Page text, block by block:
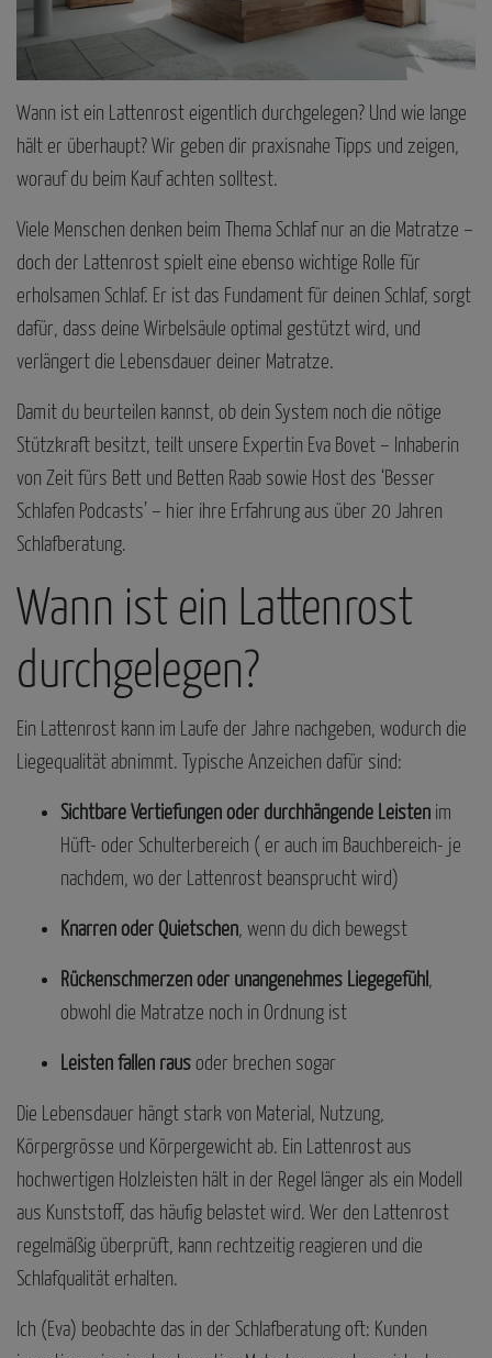
Wann ist ein Lattenrost eigentlich durchgelegen? Und wie lange
hält er überhaupt? Wir geben dir praxisnahe Tipps und zeigen,
worauf du beim Kauf achten solltest.
Viele Menschen denken beim Thema Schlaf nur an die Matratze –
doch der Lattenrost spielt eine ebenso wichtige Rolle für
erholsamen Schlaf. Er ist das Fundament für deinen Schlaf, sorgt
dafür, dass deine Wirbelsäule optimal gestützt wird, und
verlängert die Lebensdauer deiner Matratze.
Damit du beurteilen kannst, ob dein System noch die nötige
Stützkraft besitzt, teilt unsere Expertin Eva Bovet – Inhaberin
von Zeit fürs Bett und Betten Raab sowie Host des ‘Besser
Schlafen Podcasts’ – hier ihre Erfahrung aus über 20 Jahren
Schlafberatung.
Wann ist ein Lattenrost
durchgelegen?
Ein Lattenrost kann im Laufe der Jahre nachgeben, wodurch die
Liegequalität abnimmt. Typische Anzeichen dafür sind:
Sichtbare Vertiefungen oder durchhängende Leisten im
Hüft- oder Schulterbereich ( er auch im Bauchbereich- je
nachdem, wo der Lattenrost beansprucht wird)
Knarren oder Quietschen, wenn du dich bewegst
Rückenschmerzen oder unangenehmes Liegegefühl ,
obwohl die Matratze noch in Ordnung ist
Leisten fallen raus oder brechen sogar
Die Lebensdauer hängt stark von Material, Nutzung,
Körpergrösse und Körpergewicht ab. Ein Lattenrost aus
hochwertigen Holzleisten hält in der Regel länger als ein Modell
aus Kunststoff, das häufig belastet wird. Wer den Lattenrost
regelmäßig überprüft, kann rechtzeitig reagieren und die
Schlafqualität erhalten.
Ich (Eva) beobachte das in der Schlafberatung oft: Kunden